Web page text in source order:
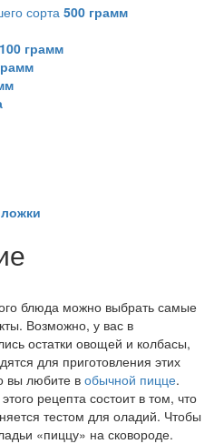
сорта 500 грамм
100 грамм
блюда можно выбрать самые
Возможно, у вас в
остатки овощей и колбасы,
для приготовления этих
вы любите в обычной пицце.
рецепта состоит в том, что
тестом для оладий. Чтобы
«пиццу» на сковороде.